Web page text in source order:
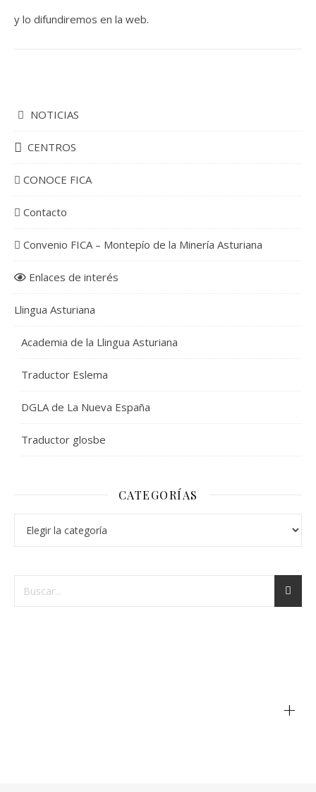
y lo difundiremos en la web.
NOTICIAS
CENTROS
CONOCE FICA
Contacto
Convenio FICA – Montepío de la Minería Asturiana
Enlaces de interés
Llingua Asturiana
Academia de la Llingua Asturiana
Traductor Eslema
DGLA de La Nueva España
Traductor glosbe
CATEGORÍAS
+